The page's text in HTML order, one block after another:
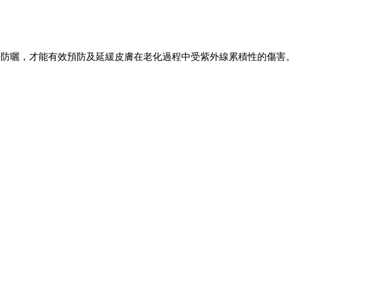
，才能有效預防及延緩皮膚在老化過程中受紫外線累積性的傷害。